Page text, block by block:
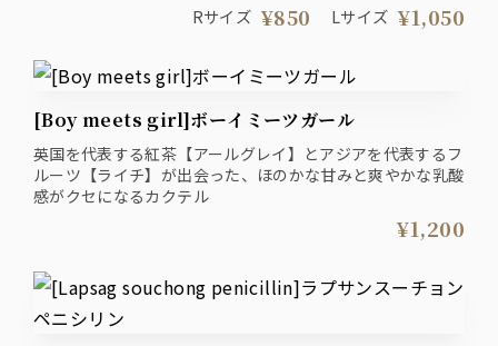
Rサイズ ¥850 Lサイズ ¥1,050
[Boy meets girl]ボーイミーツガール
英国を代表する紅茶【アールグレイ】とアジアを代表するフ
ルーツ【ライチ】が出会った、ほのかな甘みと爽やかな乳酸
感がクセになるカクテル
¥1,200